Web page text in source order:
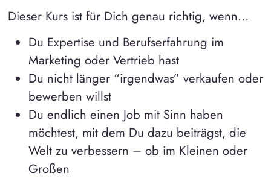
Dieser Kurs ist für Dich genau richtig, wenn…
Du Expertise und Berufserfahrung im
Marketing oder Vertrieb hast
Du nicht länger “irgendwas” verkaufen oder
bewerben willst
Du endlich einen Job mit Sinn haben
möchtest, mit dem Du dazu beiträgst, die
Welt zu verbessern – ob im Kleinen oder
Großen